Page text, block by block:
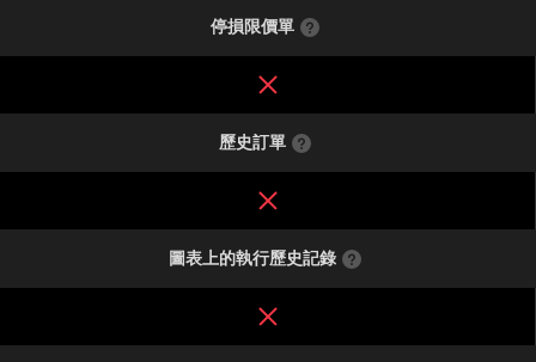
停損限價單
歷史訂單
圖表上的執行歷史記錄